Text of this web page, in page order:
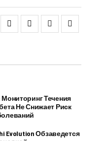
Течения
Не Снижает Риск
Evolution Обзаведется